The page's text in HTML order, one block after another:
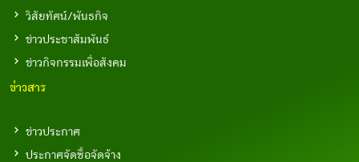
วิสัยทัศน์/พันธกิจ
ข่าวประชาสัมพันธ์
ข่าวกิจกรรมเพื่อสังคม
ข่าวสาร
ข่าวประกาศ
ประกาศจัดซื้อจัดจ้าง